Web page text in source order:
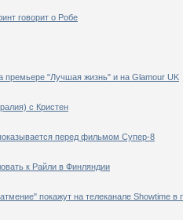
говорит о Робе
премьере "Лучшая жизнь" и на Glamour UK
с Кристен
перед фильмом Супер-8
к Райли в Финляндии
покажут на телеканале Showtime в